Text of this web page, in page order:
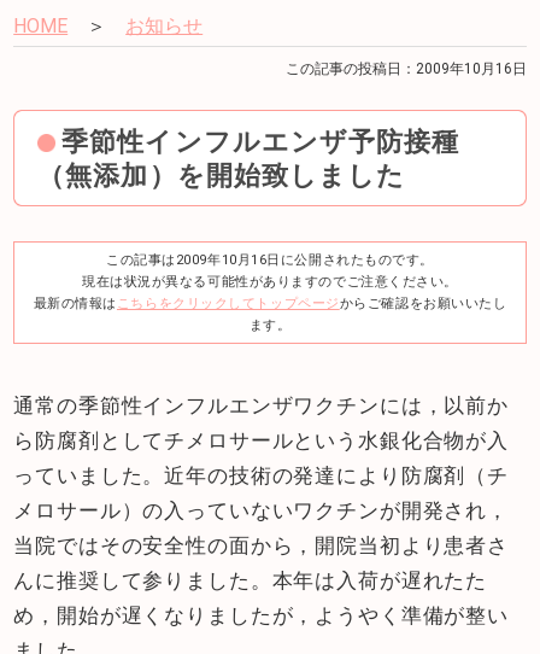
HOME ＞ お知らせ
この記事の投稿日：2009年10月16日
季節性インフルエンザ予防接種
（無添加）を開始致しました
この記事は2009年10月16日に公開されたものです。
現在は状況が異なる可能性がありますのでご注意ください。
最新の情報は こちらをクリックしてトップページからご確認をお願いいたし
ます。
通常の季節性インフルエンザワクチンには，以前か
ら防腐剤としてチメロサールという水銀化合物が入
っていました。近年の技術の発達により防腐剤（チ
メロサール）の入っていないワクチンが開発され，
当院ではその安全性の面から，開院当初より患者さ
んに推奨して参りました。本年は入荷が遅れたた
め，開始が遅くなりましたが，ようやく準備が整い